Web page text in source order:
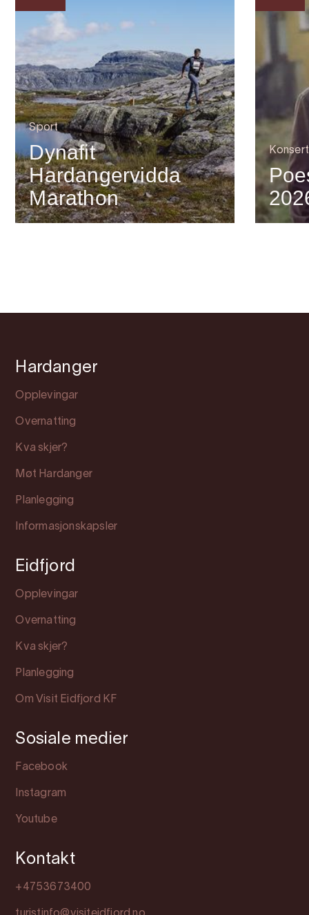
Sport
Dynafit
Hardangervidda
Marathon
Konsert
Hardanger
Opplevingar
Overnatting
Kva skjer?
Møt Hardanger
Planlegging
Informasjonskapsler
Eidfjord
Opplevingar
Overnatting
Kva skjer?
Planlegging
Om Visit Eidfjord KF
Sosiale medier
Facebook
Instagram
Youtube
Kontakt
+4753673400